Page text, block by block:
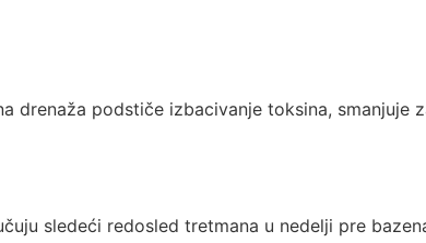
drenaža podstiče izbacivanje toksina,
sledeći redosled tretmana u nedelji pre